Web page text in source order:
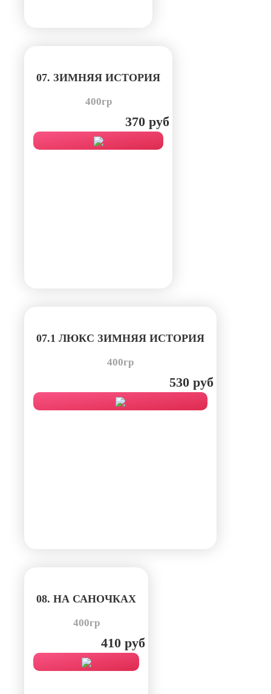
07. ЗИМНЯЯ ИСТОРИЯ
400гр
370 руб
07.1 ЛЮКС ЗИМНЯЯ ИСТОРИЯ
400гр
530 руб
08. НА САНОЧКАХ
400гр
410 руб